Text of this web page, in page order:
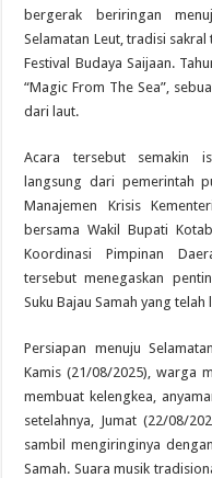
bergerak beriringan
Selamatan Leut, tradisi
Festival Budaya Saijaan.
“Magic From The Sea”,
dari laut.
Acara tersebut semakin
langsung dari pemerintah
Manajemen Krisis
bersama Wakil Bupati
Koordinasi Pimpinan
tersebut menegaskan
Suku Bajau Samah yang
Persiapan menuju
Kamis (21/08/2025), warga
membuat kelengkea,
setelahnya, Jumat (22/08/
sambil mengiringinya
Samah. Suara musik